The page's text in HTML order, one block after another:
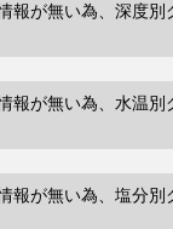
報が無い為、深度別
報が無い為、水温別
報が無い為、塩分別